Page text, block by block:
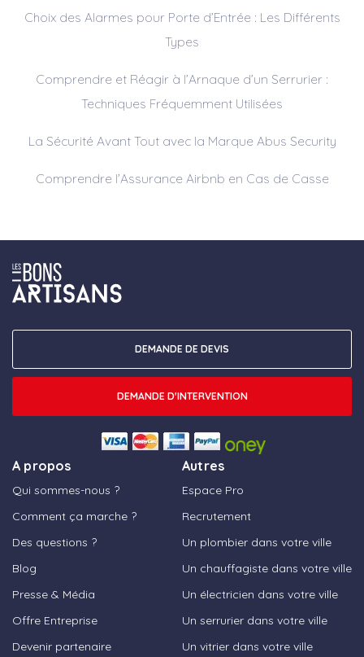
Choix des Alarmes pour Porte d’Entrée : Les Différents
Types
Comprendre et Réagir à l’Arnaque d’un Serrurier :
Techniques Fréquemment Utilisées
La Sécurité Avant Tout avec la Marque Abus Security
Comprendre l’Assurance Airbnb en Cas de Casse
A propos
Qui sommes-nous ?
Comment ça marche ?
Des questions ?
Blog
Presse & Média
Offre Entreprise
Devenir partenaire
Autres
Espace Pro
Recrutement
Un plombier dans votre ville
Un chauffagiste dans votre ville
Un électricien dans votre ville
Un serrurier dans votre ville
Un vitrier dans votre ville
DEMANDE DE DEVIS
DEMANDE D'INTERVENTION